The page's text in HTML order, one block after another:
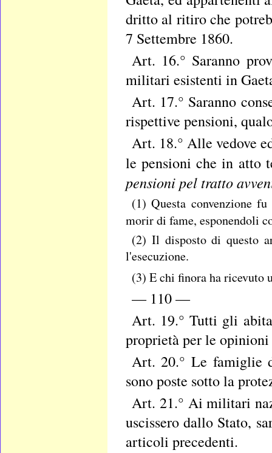
dritto al ritiro che
7 Settembre 1860.
Art. 16.° Saranno
militari esistenti in
Art. 17.° Saranno
rispettive pensioni,
Art. 18.° Alle vedove
le pensioni che in atto
pensioni pel tratto
(1) Questa convenzione
morir di fame, esponendoli
(2) Il disposto di questo
l'esecuzione.
(3) E chi finora ha ricevuto
— 110 —
Art. 19.° Tutti gli
proprietà per le opinioni
Art. 20.° Le famiglie
sono poste sotto la
Art. 21.° Ai militari
uscissero dallo Stato,
articoli precedenti.